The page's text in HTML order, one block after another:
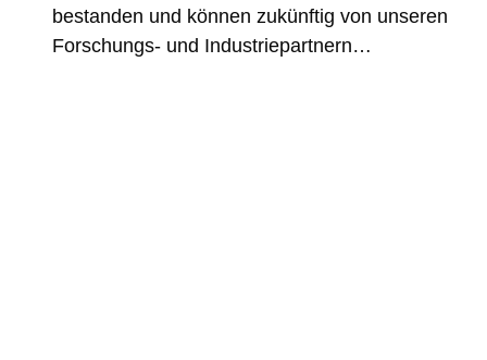
bestanden und können zukünftig von unseren
Forschungs- und Industriepartnern…